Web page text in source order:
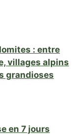
: entre
villages alpins
grandioses
en 7 jours